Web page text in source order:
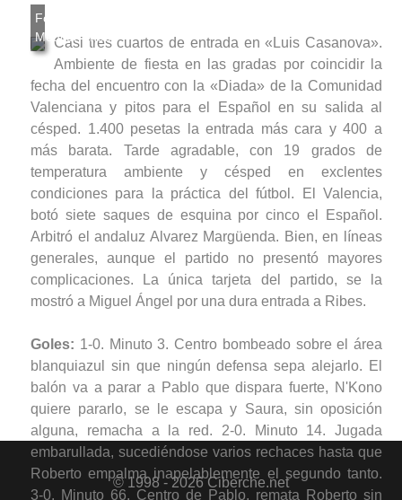
Casi tres cuartos de entrada en «Luis Casanova».
Ambiente de fiesta en las gradas por coincidir la
fecha del encuentro con la «Diada» de la Comunidad
Valenciana y pitos para el Español en su salida al
césped. 1.400 pesetas la entrada más cara y 400 a
más barata. Tarde agradable, con 19 grados de
temperatura ambiente y césped en exclentes
condiciones para la práctica del fútbol. El Valencia,
botó siete saques de esquina por cinco el Español.
Arbitró el andaluz Alvarez Margüenda. Bien, en líneas
generales, aunque el partido no presentó mayores
complicaciones. La única tarjeta del partido, se la
mostró a Miguel Ángel por una dura entrada a Ribes.
Goles: 1-0. Minuto 3. Centro bombeado sobre el área
blanquiazul sin que ningún defensa sepa alejarlo. El
balón va a parar a Pablo que dispara fuerte, N'Kono
quiere pararlo, se le escapa y Saura, sin oposición
alguna, remacha a la red. 2-0. Minuto 14. Jugada
embarullada, sucediéndose varios rechaces hasta que
Roberto empalma inapelablemente el segundo tanto.
3-0. Minuto 66. Centro de Pablo, remata Roberto sin
© 1998 - 2026 Ciberche.net